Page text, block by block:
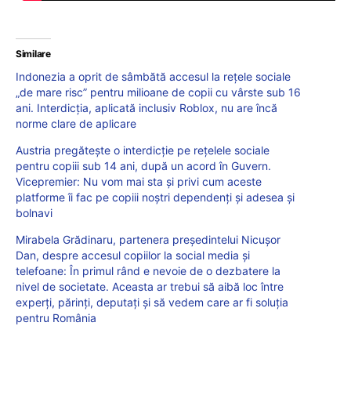
Similare
Indonezia a oprit de sâmbătă accesul la rețele sociale
„de mare risc” pentru milioane de copii cu vârste sub 16
ani. Interdicția, aplicată inclusiv Roblox, nu are încă
norme clare de aplicare
Austria pregătește o interdicție pe rețelele sociale
pentru copiii sub 14 ani, după un acord în Guvern.
Vicepremier: Nu vom mai sta și privi cum aceste
platforme îi fac pe copiii noștri dependenți și adesea și
bolnavi
Mirabela Grădinaru, partenera președintelui Nicușor
Dan, despre accesul copiilor la social media și
telefoane: În primul rând e nevoie de o dezbatere la
nivel de societate. Aceasta ar trebui să aibă loc între
experți, părinți, deputați și să vedem care ar fi soluția
pentru România